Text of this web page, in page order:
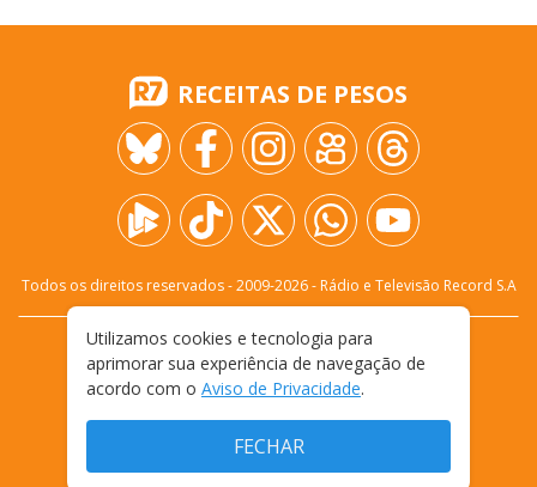
RECEITAS DE PESOS
Todos os direitos reservados - 2009-2026- Rádio e Televisão Record S.A
FALE CONOSCO
PRIVACIDADE
TERMOS E CONDIÇÕES DE USO
Utilizamos cookies e tecnologia para
aprimorar sua experiência de navegação de
acordo com o Aviso de Privacidade.
FECHAR